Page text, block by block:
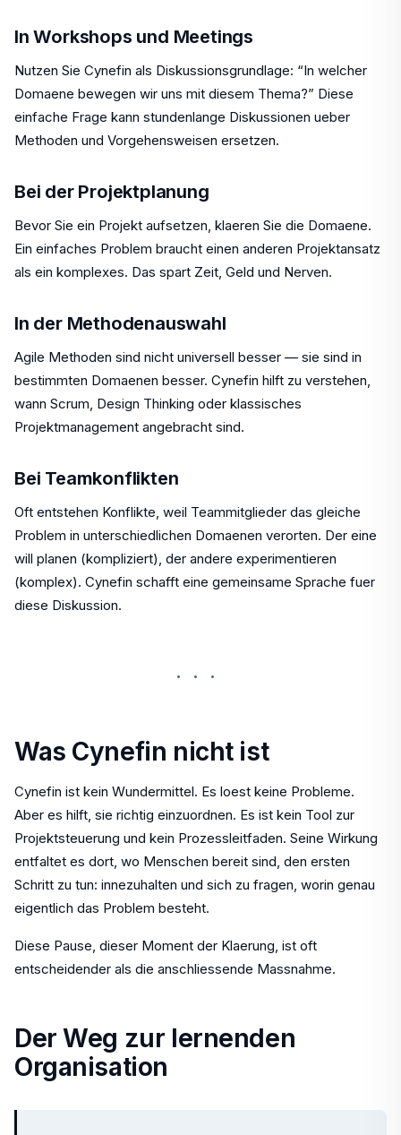
In Workshops und Meetings
Nutzen Sie Cynefin als Diskussionsgrundlage: “In welcher
Domaene bewegen wir uns mit diesem Thema?” Diese
einfache Frage kann stundenlange Diskussionen ueber
Methoden und Vorgehensweisen ersetzen.
Bei der Projektplanung
Bevor Sie ein Projekt aufsetzen, klaeren Sie die Domaene.
Ein einfaches Problem braucht einen anderen Projektansatz
als ein komplexes. Das spart Zeit, Geld und Nerven.
In der Methodenauswahl
Agile Methoden sind nicht universell besser — sie sind in
bestimmten Domaenen besser. Cynefin hilft zu verstehen,
wann Scrum, Design Thinking oder klassisches
Projektmanagement angebracht sind.
Bei Teamkonflikten
Oft entstehen Konflikte, weil Teammitglieder das gleiche
Problem in unterschiedlichen Domaenen verorten. Der eine
will planen (kompliziert), der andere experimentieren
(komplex). Cynefin schafft eine gemeinsame Sprache fuer
diese Diskussion.
···
Was Cynefin nicht ist
Cynefin ist kein Wundermittel. Es loest keine Probleme.
Aber es hilft, sie richtig einzuordnen. Es ist kein Tool zur
Projektsteuerung und kein Prozessleitfaden. Seine Wirkung
entfaltet es dort, wo Menschen bereit sind, den ersten
Schritt zu tun: innezuhalten und sich zu fragen, worin genau
eigentlich das Problem besteht.
Diese Pause, dieser Moment der Klaerung, ist oft
entscheidender als die anschliessende Massnahme.
Der Weg zur lernenden
Organisation